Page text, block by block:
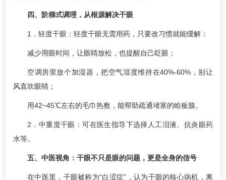
四、阶梯式调理，从根源解决干眼
1．轻度干眼：轻度干眼无需用药，只要改习惯就能缓解：
减少用眼时间，让眼睛放松，也提醒自己眨眼；
空调房里放个加湿器，把空气湿度维持在40%-60%，别让
风直吹眼睛；
用42~45℃左右的毛巾热敷，能帮助疏通堵塞的睑板腺。
2．中重度干眼：可在医生指导下选择人工泪液、抗炎眼药
水等。
五、中医视角：干眼不只是眼的问题，更是全身的信号
在中医里，干眼被称为“白涩症”，认为干眼的核心病机，离